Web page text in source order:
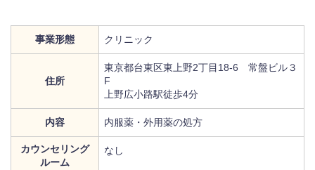
事業形態 クリニック
住所
東京都台東区東上野2丁目18-6 常盤ビル３
F
上野広小路駅徒歩4分
内容 内服薬・外用薬の処方
カウンセリング
ルーム
なし